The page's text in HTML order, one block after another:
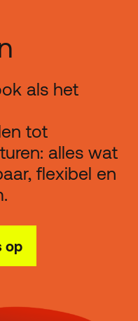
als het
tot
alles wat
flexibel en
op